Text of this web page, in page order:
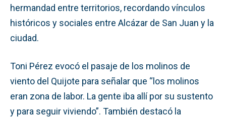
hermandad entre territorios, recordando vínculos
históricos y sociales entre Alcázar de San Juan y la
ciudad.
Toni Pérez evocó el pasaje de los molinos de
viento del Quijote para señalar que “los molinos
eran zona de labor. La gente iba allí por su sustento
y para seguir viviendo”. También destacó la